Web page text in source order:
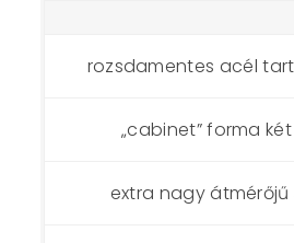
rozsdamentes acél
„cabinet” forma
extra nagy átmérőjű